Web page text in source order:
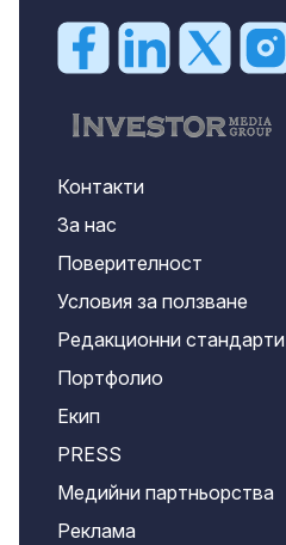
Контакти
За нас
Поверителност
Условия за ползване
Редакционни стандарти
Портфолио
Екип
PRESS
Медийни партньорства
Реклама